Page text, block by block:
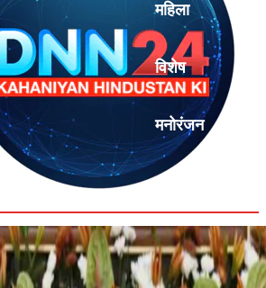
महिला
विशेष
मनोरंजन